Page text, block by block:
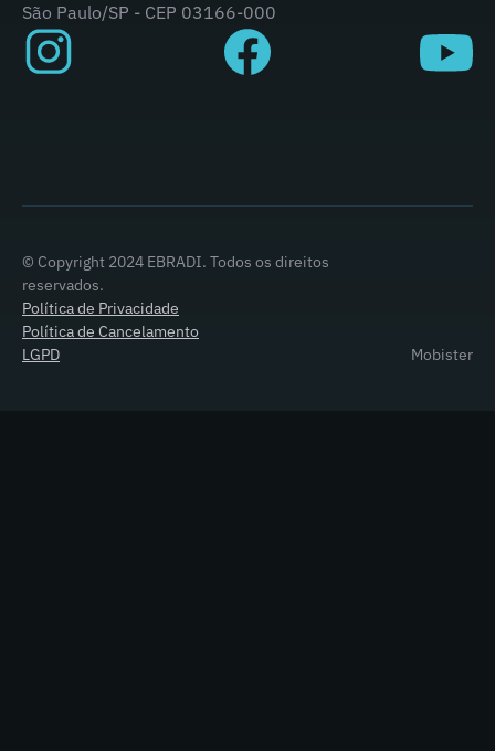
São Paulo/SP - CEP 03166-000
© Copyright 2024 EBRADI. Todos os direitos
reservados.
Política de Privacidade
Política de Cancelamento
LGPD
Mobister